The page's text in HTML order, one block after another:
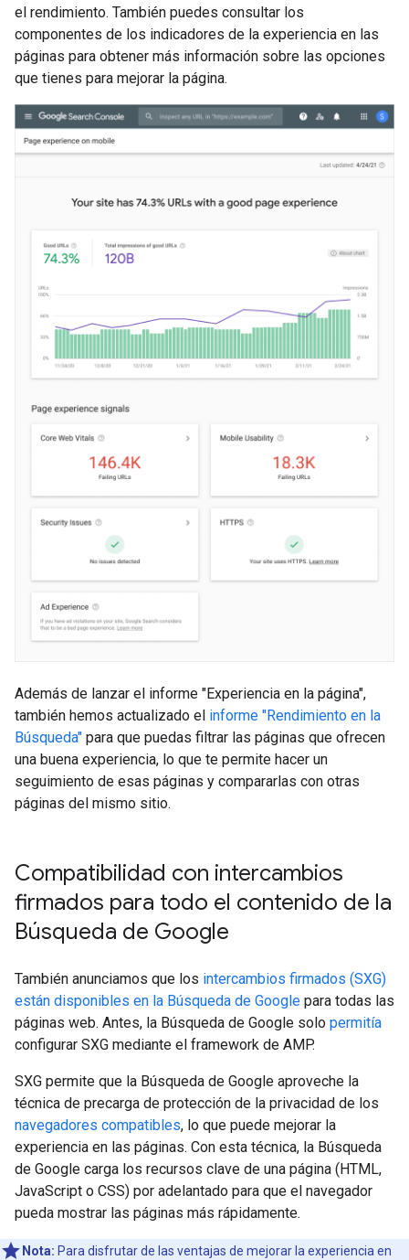
el rendimiento. También puedes consultar los
componentes de los indicadores de la experiencia en las
páginas para obtener más información sobre las opciones
que tienes para mejorar la página.
Además de lanzar el informe "Experiencia en la página",
también hemos actualizado el informe "Rendimiento en la
Búsqueda" para que puedas filtrar las páginas que ofrecen
una buena experiencia, lo que te permite hacer un
seguimiento de esas páginas y compararlas con otras
páginas del mismo sitio.
Compatibilidad con intercambios
firmados para todo el contenido de la
Búsqueda de Google
También anunciamos que los intercambios firmados (SXG)
están disponibles en la Búsqueda de Google para todas las
páginas web. Antes, la Búsqueda de Google solo permitía
configurar SXG mediante el framework de AMP.
SXG permite que la Búsqueda de Google aproveche la
técnica de precarga de protección de la privacidad de los
navegadores compatibles, lo que puede mejorar la
experiencia en las páginas. Con esta técnica, la Búsqueda
de Google carga los recursos clave de una página (HTML,
JavaScript o CSS) por adelantado para que el navegador
pueda mostrar las páginas más rápidamente.
Nota: Para disfrutar de las ventajas de mejorar la experiencia en